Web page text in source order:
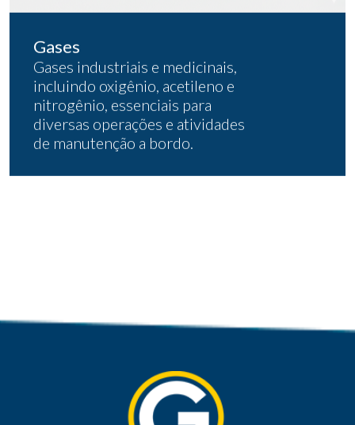
Gases
Gases industriais e medicinais,
incluindo oxigênio, acetileno e
nitrogênio, essenciais para
diversas operações e atividades
de manutenção a bordo.